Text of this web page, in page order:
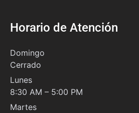
Horario de Atención
Domingo
Cerrado
Lunes
8:30 AM – 5:00 PM
Martes